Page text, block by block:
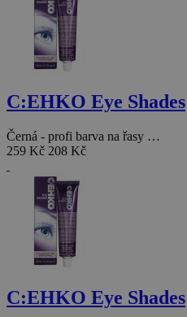
C:EHKO Eye Shades
Černá - profi barva na řasy …
259 Kč 208 Kč
C:EHKO Eye Shades